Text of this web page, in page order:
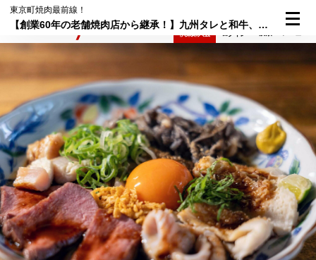
東京町焼肉最前線！
【創業60年の老舗焼肉店から継承！】九州タレと和牛、進化するホルモン。中野に根ざして5年目の「ホルモン人生タロちゃん」